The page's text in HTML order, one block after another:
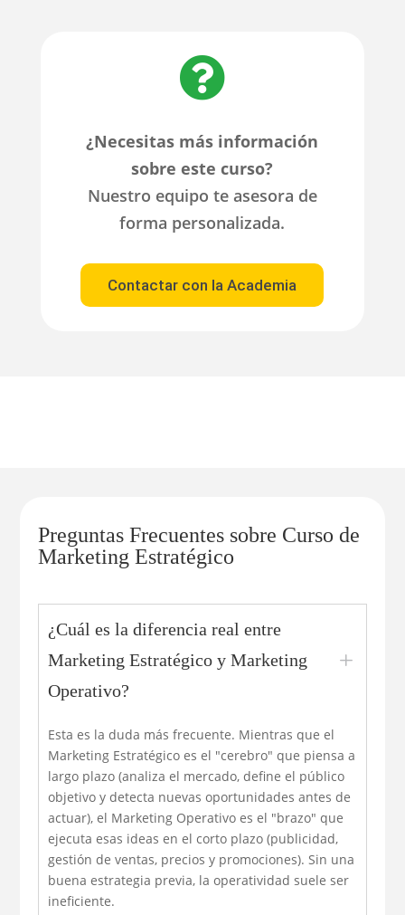

¿Necesitas más información
sobre este curso?
Nuestro equipo te asesora de
forma personalizada.
Contactar con la Academia
Preguntas Frecuentes sobre Curso de
Marketing Estratégico
¿Cuál es la diferencia real entre
Marketing Estratégico y Marketing
Operativo?
L
Esta es la duda más frecuente. Mientras que el
Marketing Estratégico es el "cerebro" que piensa a
largo plazo (analiza el mercado, define el público
objetivo y detecta nuevas oportunidades antes de
actuar), el Marketing Operativo es el "brazo" que
ejecuta esas ideas en el corto plazo (publicidad,
gestión de ventas, precios y promociones). Sin una
buena estrategia previa, la operatividad suele ser
ineficiente.